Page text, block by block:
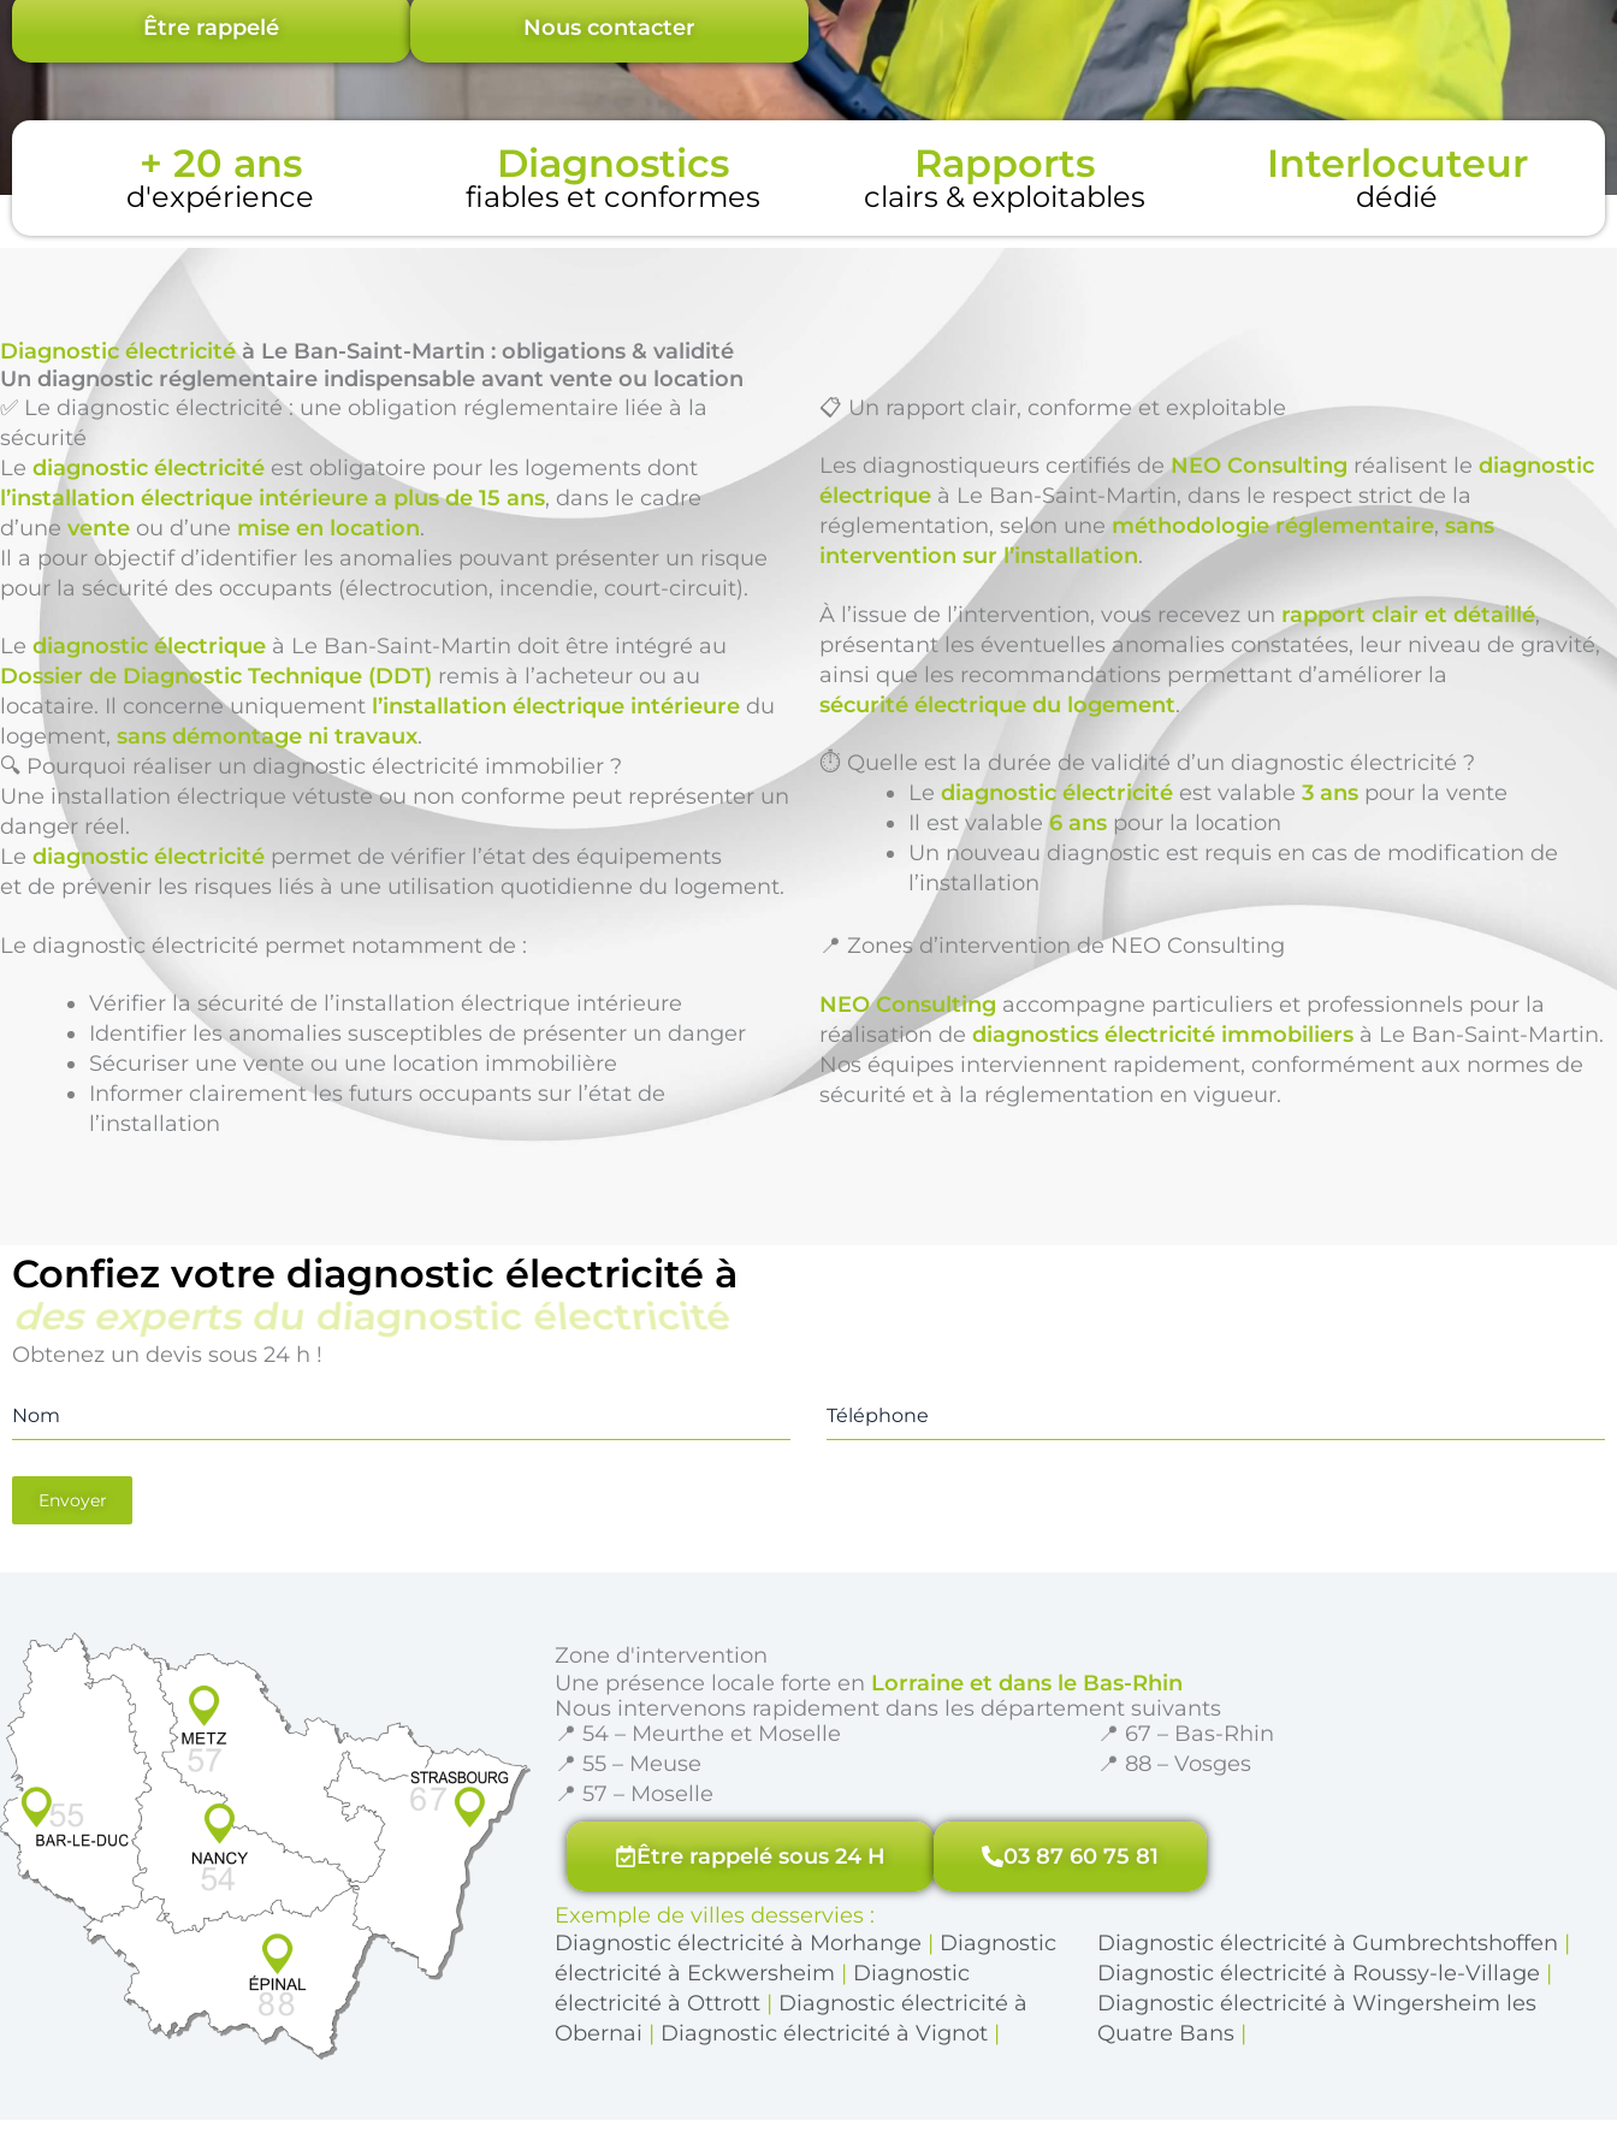
Être rappelé
Nous contacter
+ 20 ans
d'expérience
Diagnostics
fiables et conformes
Rapports
clairs & exploitables
Interlocuteur
dédié
Diagnostic électricitéà Le Ban-Saint-Martin : obligations & validité
Un diagnostic réglementaire indispensable avant vente ou location
✅ Le diagnostic électricité : une obligation réglementaire liée à la
sécurité
Le diagnostic électricité est obligatoire pour les logements dont
l’installation électrique intérieure a plus de 15 ans, dans le cadre
d’une vente ou d’une mise en location.
Il a pour objectif d’identifier les anomalies pouvant présenter un risque
pour la sécurité des occupants (électrocution, incendie, court-circuit).
Le diagnostic électrique à Le Ban-Saint-Martin doit être intégré au
Dossier de Diagnostic Technique (DDT) remis à l’acheteur ou au
locataire. Il concerne uniquement l’installation électrique intérieure du
logement, sans démontage ni travaux.
🔍 Pourquoi réaliser un diagnostic électricité immobilier ?
Une installation électrique vétuste ou non conforme peut représenter un
danger réel.
Le diagnostic électricité permet de vérifier l’état des équipements
et de prévenir les risques liés à une utilisation quotidienne du logement.
Le diagnostic électricité permet notamment de :
Vérifier la sécurité de l’installation électrique intérieure
Identifier les anomalies susceptibles de présenter un danger
Sécuriser une vente ou une location immobilière
Informer clairement les futurs occupants sur l’état de
l’installation
📋 Un rapport clair, conforme et exploitable
Les diagnostiqueurs certifiés de NEO Consulting réalisent le diagnostic
électrique à Le Ban-Saint-Martin, dans le respect strict de la
réglementation, selon une méthodologie réglementaire, sans
intervention sur l’installation.
À l’issue de l’intervention, vous recevez un rapport clair et détaillé,
présentant les éventuelles anomalies constatées, leur niveau de gravité,
ainsi que les recommandations permettant d’améliorer la
sécurité électrique du logement.
⏱️ Quelle est la durée de validité d’un diagnostic électricité ?
Le diagnostic électricité est valable 3 ans pour la vente
Il est valable6 ans pour la location
Un nouveau diagnostic est requis en cas de modification de
l’installation
📍 Zones d’intervention de NEO Consulting
NEO Consulting accompagne particuliers et professionnels pour la
réalisation de diagnostics électricité immobiliers à Le Ban-Saint-Martin.
Nos équipes interviennent rapidement, conformément aux normes de
sécurité et à la réglementation en vigueur.
Confiez votre diagnostic électricité à
une équipe locale et réactive
Obtenez un devis sous 24 h !
Nom Téléphone
Envoyer
Zone d'intervention
Une présence locale forte en Lorraine et dans le Bas-Rhin
Nous intervenons rapidement dans les département suivants
📍 54 – Meurthe et Moselle
📍 55 – Meuse
📍 57 – Moselle
📍 67 – Bas-Rhin
📍 88 – Vosges
Être rappelé sous 24 H 03 87 60 75 81
Exemple de villes desservies :
Diagnostic électricité à Morhange | Diagnostic
électricité à Eckwersheim | Diagnostic
électricité à Ottrott | Diagnostic électricité à
Obernai | Diagnostic électricité à Vignot |
Diagnostic électricité à Gumbrechtshoffen |
Diagnostic électricité à Roussy-le-Village |
Diagnostic électricité à Wingersheim les
Quatre Bans|